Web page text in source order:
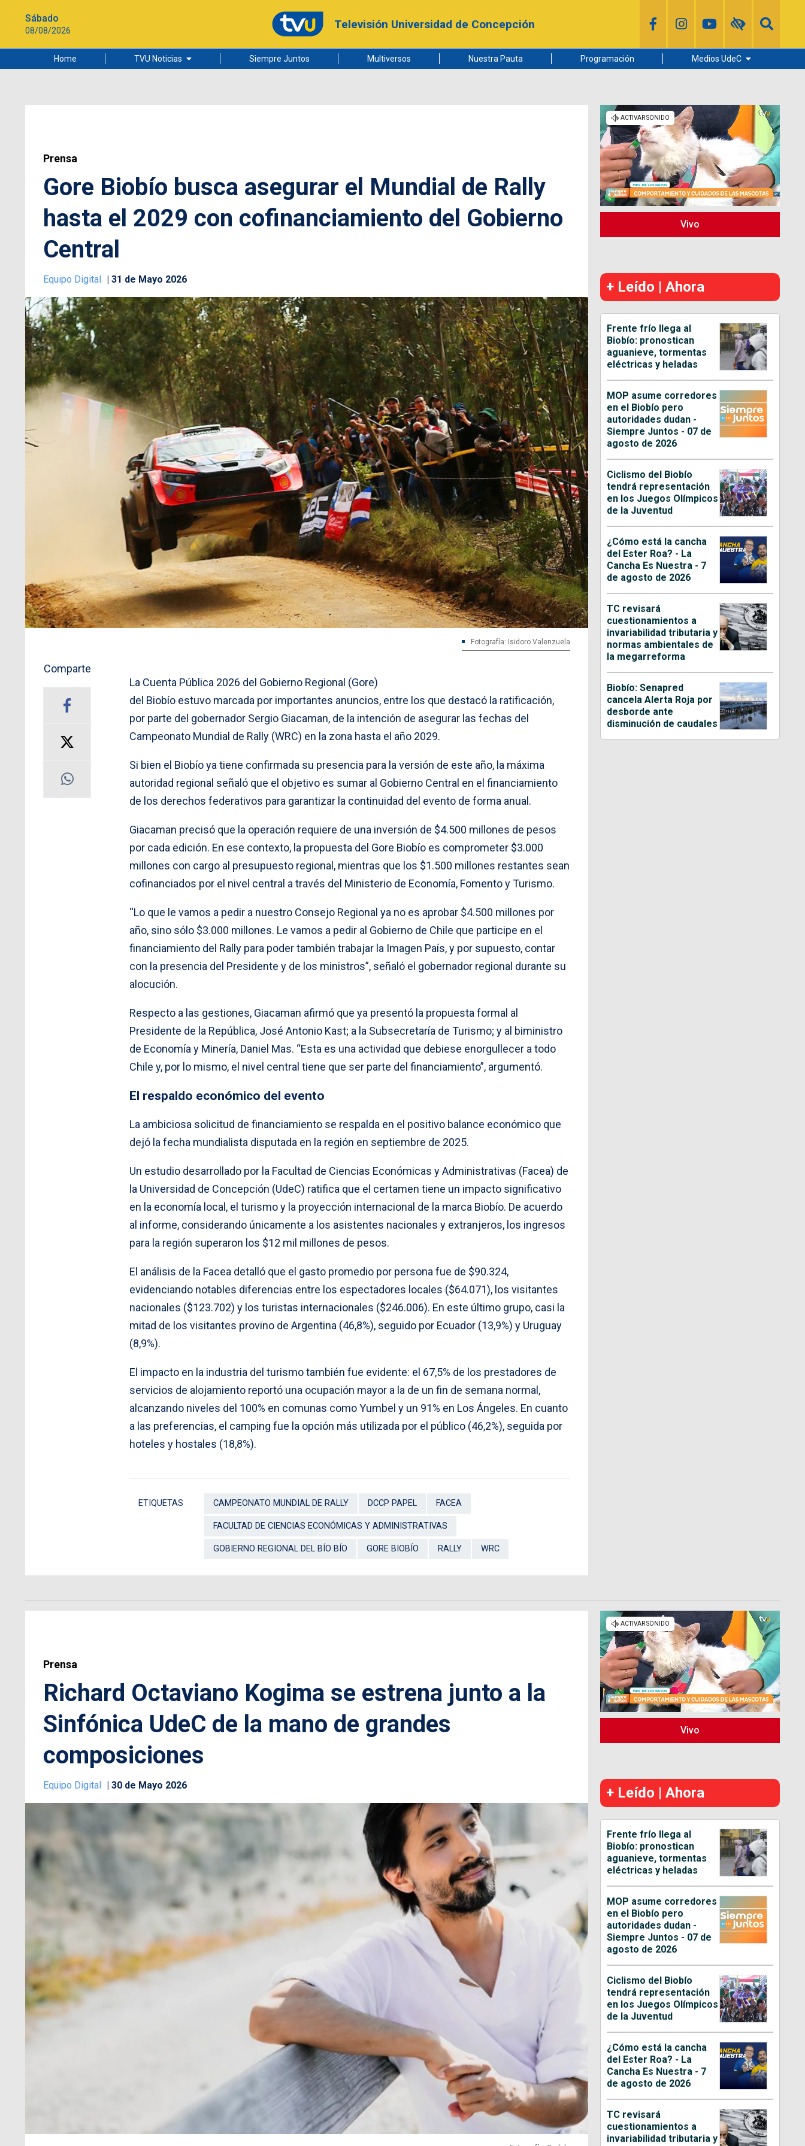
Sábado
08/08/2026 Televisión Universidad de Concepción
Home TVU Noticias
Ciudad
Siempre Juntos Multiversos Nuestra Pauta Programación Medios UdeC
Radio UdeC
Noticias UdeC
La Discusión
Prensa
Gore Biobío busca asegurar el Mundial de Rally
hasta el 2029 con cofinanciamiento del Gobierno
Central
Equipo Digital 31 de Mayo 2026
Fotografía: Isidoro Valenzuela
Comparte
La Cuenta Pública 2026 del Gobierno Regional (Gore)
del Biobío estuvo marcada por importantes anuncios, entre los que destacó la ratificación,
por parte del gobernador Sergio Giacaman, de la intención de asegurar las fechas del
Campeonato Mundial de Rally (WRC) en la zona hasta el año 2029.
Si bien el Biobío ya tiene confirmada su presencia para la versión de este año, la máxima
autoridad regional señaló que el objetivo es sumar al Gobierno Central en el financiamiento
de los derechos federativos para garantizar la continuidad del evento de forma anual.
Giacaman precisó que la operación requiere de una inversión de $4.500 millones de pesos
por cada edición. En ese contexto, la propuesta del Gore Biobío es comprometer $3.000
millones con cargo al presupuesto regional, mientras que los $1.500 millones restantes sean
cofinanciados por el nivel central a través del Ministerio de Economía, Fomento y Turismo.
“Lo que le vamos a pedir a nuestro Consejo Regional ya no es aprobar $4.500 millones por
año, sino sólo $3.000 millones. Le vamos a pedir al Gobierno de Chile que participe en el
financiamiento del Rally para poder también trabajar la Imagen País, y por supuesto, contar
con la presencia del Presidente y de los ministros”, señaló el gobernador regional durante su
alocución.
Respecto a las gestiones, Giacaman afirmó que ya presentó la propuesta formal al
Presidente de la República, José Antonio Kast; a la Subsecretaría de Turismo; y al biministro
de Economía y Minería, Daniel Mas. “Esta es una actividad que debiese enorgullecer a todo
Chile y, por lo mismo, el nivel central tiene que ser parte del financiamiento”, argumentó.
El respaldo económico del evento
La ambiciosa solicitud de financiamiento se respalda en el positivo balance económico que
dejó la fecha mundialista disputada en la región en septiembre de 2025.
Un estudio desarrollado por la Facultad de Ciencias Económicas y Administrativas (Facea) de
la Universidad de Concepción (UdeC) ratifica que el certamen tiene un impacto significativo
en la economía local, el turismo y la proyección internacional de la marca Biobío. De acuerdo
al informe, considerando únicamente a los asistentes nacionales y extranjeros, los ingresos
para la región superaron los $12 mil millones de pesos.
El análisis de la Facea detalló que el gasto promedio por persona fue de $90.324,
evidenciando notables diferencias entre los espectadores locales ($64.071), los visitantes
nacionales ($123.702) y los turistas internacionales ($246.006). En este último grupo, casi la
mitad de los visitantes provino de Argentina (46,8%), seguido por Ecuador (13,9%) y Uruguay
(8,9%).
El impacto en la industria del turismo también fue evidente: el 67,5% de los prestadores de
servicios de alojamiento reportó una ocupación mayor a la de un fin de semana normal,
alcanzando niveles del 100% en comunas como Yumbel y un 91% en Los Ángeles. En cuanto
a las preferencias, el camping fue la opción más utilizada por el público (46,2%), seguida por
hoteles y hostales (18,8%).
ETIQUETAS CAMPEONATO MUNDIAL DE RALLY DCCP PAPEL FACEA
FACULTAD DE CIENCIAS ECONÓMICAS Y ADMINISTRATIVAS
GOBIERNO REGIONAL DEL BÍO BÍO GORE BIOBÍO RALLY WRC
Vivo
+ Leído | Ahora
Frente frío llega al
Biobío: pronostican
aguanieve, tormentas
eléctricas y heladas
MOP asume corredores
en el Biobío pero
autoridades dudan -
Siempre Juntos - 07 de
agosto de 2026
Ciclismo del Biobío
tendrá representación
en los Juegos Olímpicos
de la Juventud
¿Cómo está la cancha
del Ester Roa? - La
Cancha Es Nuestra - 7
de agosto de 2026
TC revisará
cuestionamientos a
invariabilidad tributaria y
normas ambientales de
la megarreforma
Biobío: Senapred
cancela Alerta Roja por
desborde ante
disminución de caudales
Prensa
Richard Octaviano Kogima se estrena junto a la
Sinfónica UdeC de la mano de grandes
composiciones
Equipo Digital 30 de Mayo 2026
Vivo
+ Leído | Ahora
Frente frío llega al
Biobío: pronostican
aguanieve, tormentas
eléctricas y heladas
MOP asume corredores
en el Biobío pero
autoridades dudan -
Siempre Juntos - 07 de
agosto de 2026
Ciclismo del Biobío
tendrá representación
en los Juegos Olímpicos
de la Juventud
¿Cómo está la cancha
del Ester Roa? - La
Cancha Es Nuestra - 7
de agosto de 2026
TC revisará
cuestionamientos a
invariabilidad tributaria y